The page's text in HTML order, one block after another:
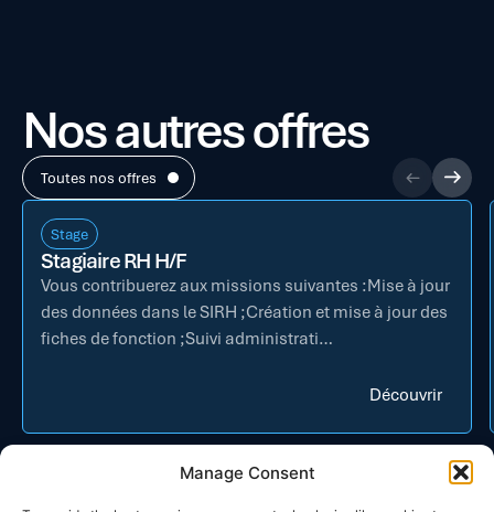
Manage Consent
Nos autres offres
Toutes nos offres
Stage
Stagiaire RH H/F
Vous contribuerez aux missions suivantes :Mise à jour
des données dans le SIRH ;Création et mise à jour des
fiches de fonction ;Suivi administrati…
Découvrir